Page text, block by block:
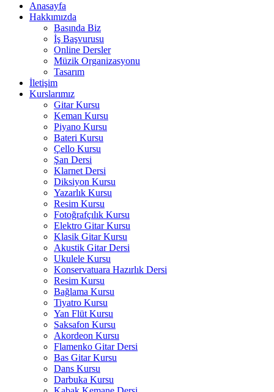
Anasayfa
Hakkımızda
Basında Biz
İş Başvurusu
Online Dersler
Müzik Organizasyonu
Tasarım
İletişim
Kurslarımız
Gitar Kursu
Keman Kursu
Piyano Kursu
Bateri Kursu
Çello Kursu
Şan Dersi
Klarnet Dersi
Diksiyon Kursu
Yazarlık Kursu
Resim Kursu
Fotoğrafçılık Kursu
Elektro Gitar Kursu
Klasik Gitar Kursu
Akustik Gitar Dersi
Ukulele Kursu
Konservatuara Hazırlık Dersi
Resim Kursu
Bağlama Kursu
Tiyatro Kursu
Yan Flüt Kursu
Saksafon Kursu
Akordeon Kursu
Flamenko Gitar Dersi
Bas Gitar Kursu
Dans Kursu
Darbuka Kursu